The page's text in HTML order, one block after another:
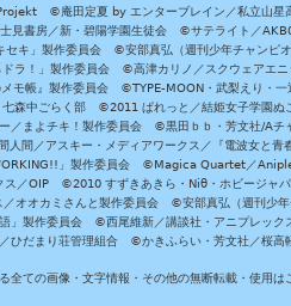
©庵田定夏 by エンターブレイン／私立山星
見書房／新・碧陽学園生徒会 ©サテライト／
」製作委員会 ©安部真弘（週刊少年チャンピオ
ラ！」製作委員会 ©高津カリノ／スクウェアエ
モ帳』製作委員会 ©TYPE-MOON・武梨えり・一
森中ごらく部 ©2011 ぱれっと／結姫女子学園ぬ
／まよチキ！製作委員会 ©黒田ｂｂ・芳文社/Aチ
間／アスキー・メディアワークス／『電波女と青
」製作委員会 ©Magica Quartet／
ス／OIP ©2010 すずきあきら・Niθ・ホビージャ
オオカミさんと製作委員会 ©安部真弘（週刊少年
」製作委員会 ©西尾維新／講談社・アニプレック
ひだまり荘管理組合 ©かきふらい・芳文社／桜高
全ての画像・文字情報・その他の無断転載・使用は